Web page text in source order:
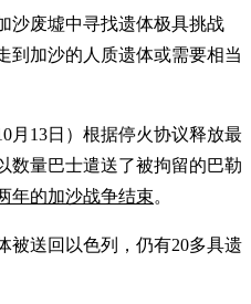
沙废墟中寻找遗体极具挑战
到加沙的人质遗体或需要相当
月13日）根据停火协议释放最
数量巴士遣送了被拘留的巴勒
年的加沙战争结束。
被送回以色列，仍有20多具遗